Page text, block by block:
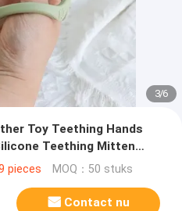
3/6
Toy Teething Hands
Teething Mitten
pieces MOQ：50 stuks
Contact nu